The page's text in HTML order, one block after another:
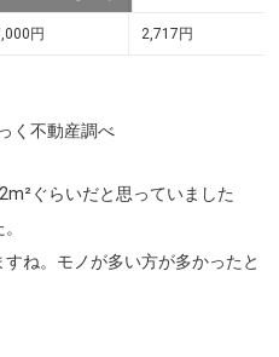
円 2,717円
く不動産調べ
ぐらいだと思っていました
ね。モノが多い方が多かったと